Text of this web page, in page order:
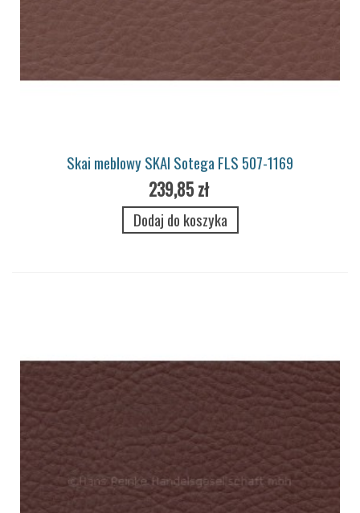
Skai meblowy SKAI Sotega FLS 507-1169
239,85 zł
Dodaj do koszyka